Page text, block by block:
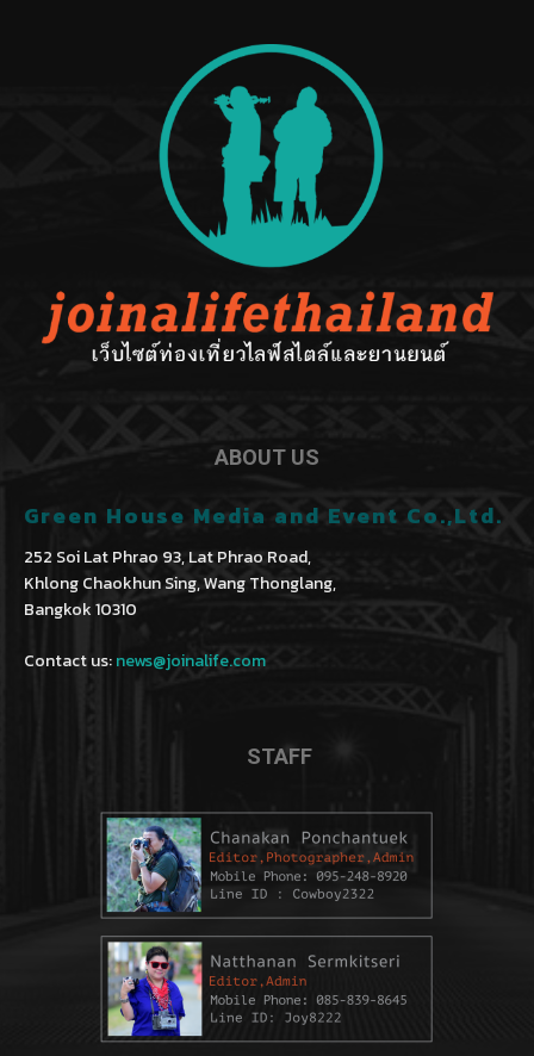
ABOUT US
Green House Media and Event Co.,Ltd.
252 Soi Lat Phrao 93, Lat Phrao Road,
Khlong Chaokhun Sing, Wang Thonglang,
Bangkok 10310
Contact us:news@joinalife.com
STAFF